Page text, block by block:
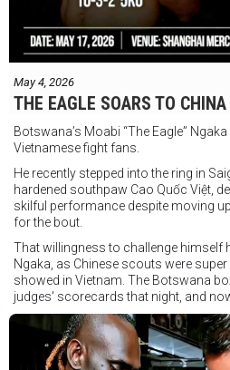
May 4, 2026
THE EAGLE SOARS TO CHINA
Botswana’s Moabi “The Eagle”
Vietnamese fight fans.
He recently stepped into the ring in
hardened southpaw Cao Quốc Việt,
skilful performance despite moving
for the bout.
That willingness to challenge himself
Ngaka, as Chinese scouts were
showed in Vietnam. The Botswana
judges' scorecards that night, and
redress that misfortune in Shanghai.
Ngaka heads to China this month,
super lightweight contender, Dilixiati